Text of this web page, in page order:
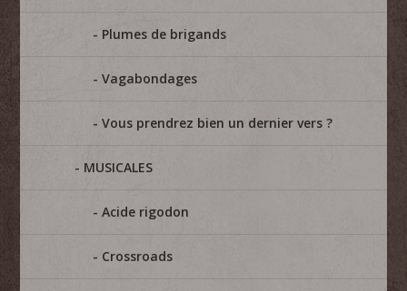
Plumes de brigands
Vagabondages
Vous prendrez bien un dernier vers ?
MUSICALES
Acide rigodon
Crossroads